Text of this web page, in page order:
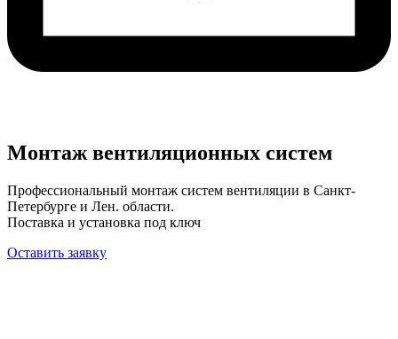
Монтаж вентиляционных систем
Профессиональный монтаж систем вентиляции в Санкт-
Петербурге и Лен. области.
Поставка и установка под ключ
Оставить заявку